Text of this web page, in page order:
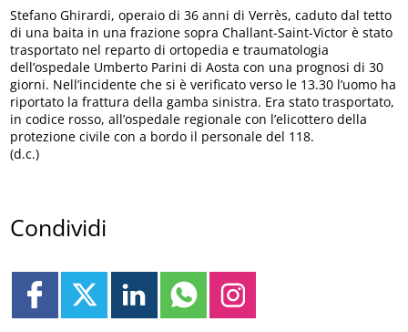
Stefano Ghirardi, operaio di 36 anni di Verrès, caduto dal tetto
di una baita in una frazione sopra Challant-Saint-Victor è stato
trasportato nel reparto di ortopedia e traumatologia
dell’ospedale Umberto Parini di Aosta con una prognosi di 30
giorni. Nell’incidente che si è verificato verso le 13.30 l’uomo ha
riportato la frattura della gamba sinistra. Era stato trasportato,
in codice rosso, all’ospedale regionale con l’elicottero della
protezione civile con a bordo il personale del 118.
(d.c.)
Condividi